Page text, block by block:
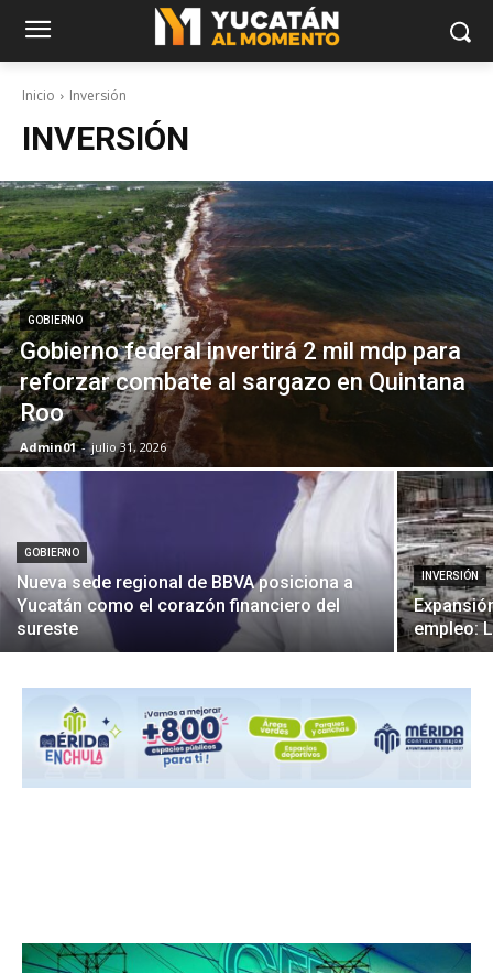
Inicio Inversión
INVERSIÓN
GOBIERNO
Gobierno federal invertirá 2 mil mdp para
reforzar combate al sargazo en Quintana
Roo
Admin01 - julio 31, 2026
GOBIERNO
Nueva sede regional de BBVA posiciona a
Yucatán como el corazón financiero del
sureste
INVERSIÓN
empleo: